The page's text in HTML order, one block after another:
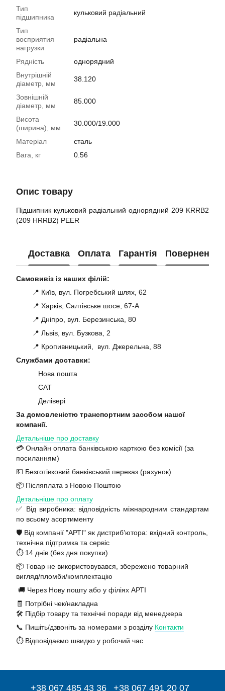
Тип
підшипника
кульковий радіальний
Тип
восприятия
нагрузки
радіальна
Рядність
однорядний
Внутрішній
діаметр, мм
38.120
Зовнішній
діаметр, мм
85.000
Висота
(ширина), мм
30.000/19.000
Матеріал
сталь
Вага, кг
0.56
Опис товару
Підшипник кульковий радіальний однорядний 209 KRRB2
(209 HRRB2) PEER
Доставка Оплата Гарантія Повернення
Самовивіз із наших філій:
📍 Київ, вул. Погребський шлях, 62
📍 Харків, Салтівське шосе, 67-А
📍 Дніпро, вул. Березинська, 80
📍 Львів, вул. Бузкова, 2
📍 Кропивницький, вул. Джерельна, 88
Службами доставки:
Нова пошта
САТ
Делівері
За домовленістю транспортним засобом нашої
компанії.
Детальніше про доставку
💳 Онлайн оплата банківською карткою без комісії (за
посиланням)
💵 Безготівковий банківський переказ (рахунок)
📦 Післяплата з Новою Поштою
Детальніше про оплату
✅ Від виробника: відповідність міжнародним стандартам
по всьому асортименту
🛡️ Від компанії "АРТІ" як дистриб’ютора: вхідний контроль,
технічна підтримка та сервіс
⏱️ 14 днів (без дня покупки)
📦 Товар не використовувався, збережено товарний
вигляд/пломби/комплектацію
🚚 Через Нову пошту або у філіях АРТІ
🧾 Потрібні чек/накладна
🛠️ Підбір товару та технічні поради від менеджера
📞 Пишіть/дзвоніть за номерами з розділу Контакти
⏱️ Відповідаємо швидко у робочий час
+38 067 485 43 36 +38 067 491 20 07